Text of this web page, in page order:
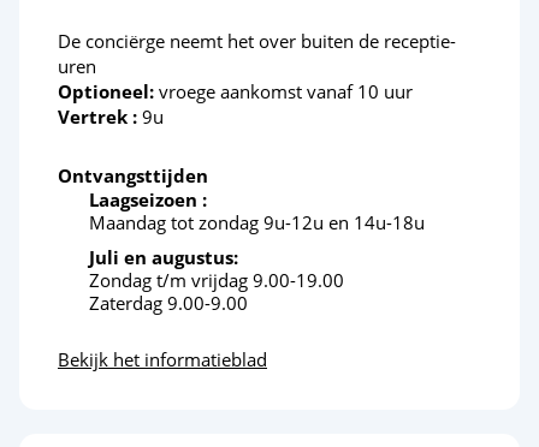
De conciërge neemt het over buiten de receptie-
uren
Optioneel: vroege aankomst vanaf 10 uur
Vertrek : 9u
Ontvangsttijden
Laagseizoen :
Maandag tot zondag 9u-12u en 14u-18u
Juli en augustus:
Zondag t/m vrijdag 9.00-19.00
Zaterdag 9.00-9.00
Bekijk het informatieblad